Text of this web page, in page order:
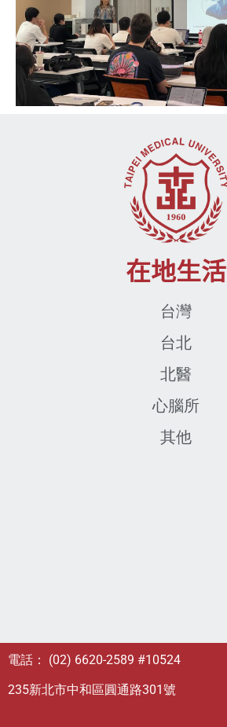
在地生活
台灣
台北
北醫
心腦所
其他
電話： (02) 6620-2589 #10524
235新北市中和區圓通路301號